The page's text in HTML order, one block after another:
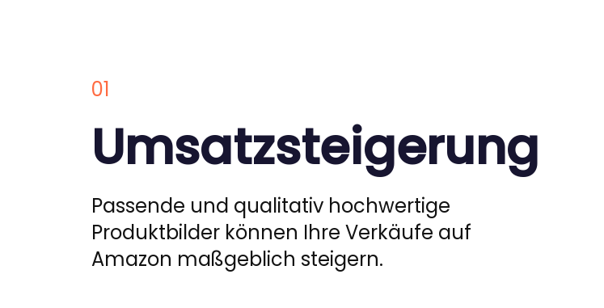
01
Umsatzsteigerung
Passende und qualitativ hochwertige
Produktbilder können Ihre Verkäufe auf
Amazon maßgeblich steigern.